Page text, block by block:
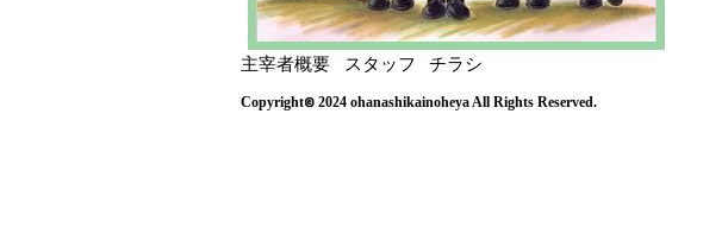
主宰者概要 スタッフ チラシ
Copyright© 2024 ohanashikainoheya All Rights Reserved.